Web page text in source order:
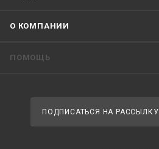
О КОМПАНИИ
ПОМОЩЬ
ПОДПИСАТЬСЯ НА РАССЫЛКУ